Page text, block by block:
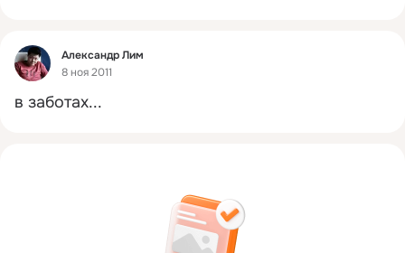
Фид
Александр Лим
8 ноя 2011
в заботах...